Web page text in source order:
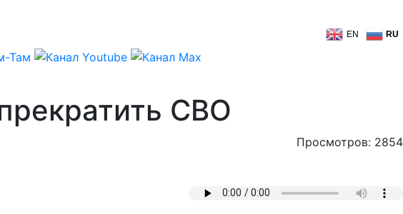
EN RU
СВО
Просмотров: 2854